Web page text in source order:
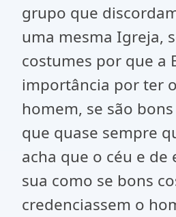
grupo que
uma mesma Igreja,
costumes por que a
importância por ter
homem, se são
que quase sempre
acha que o céu e de
sua como se bons
credenciassem o